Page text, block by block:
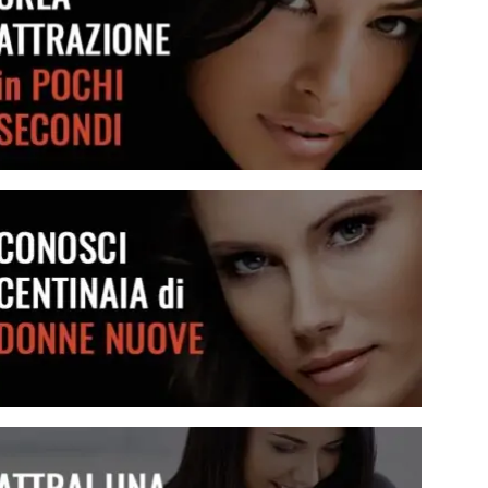
Crea attrazione in pochi secondi
Conosci centinaia di donne nuove